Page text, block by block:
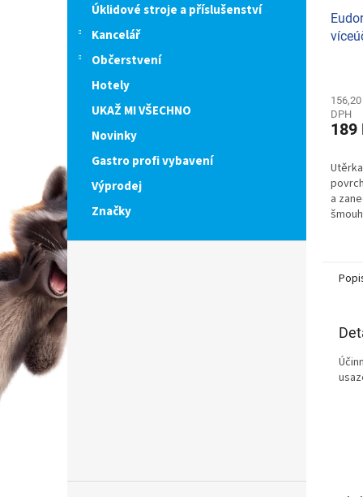
Úklidové stroje a příslušenství
Kancelář
Občerstvení
Hotely
UKAŽ MI VŠECHNO
Novinky
Gastro profi vybavení
Výprodej
Značky
DPH
189
a